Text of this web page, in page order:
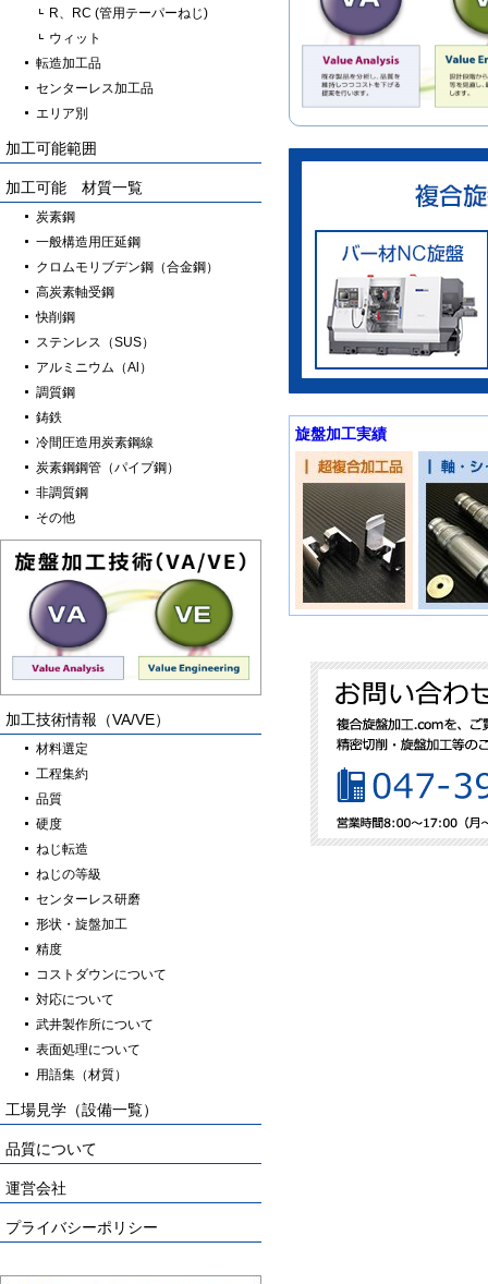
旋盤加工実績
R、RC (管用テーパーねじ)
ウィット
転造加工品
センターレス加工品
エリア別
加工可能範囲
加工可能 材質一覧
炭素鋼
一般構造用圧延鋼
クロムモリブデン鋼（合金鋼）
高炭素軸受鋼
快削鋼
ステンレス（SUS）
アルミニウム（Al）
調質鋼
鋳鉄
冷間圧造用炭素鋼線
炭素鋼鋼管（パイプ鋼）
非調質鋼
その他
加工技術情報（VA/VE）
材料選定
工程集約
品質
硬度
ねじ転造
ねじの等級
センターレス研磨
形状・旋盤加工
精度
コストダウンについて
対応について
武井製作所について
表面処理について
用語集（材質）
工場見学（設備一覧）
品質について
運営会社
プライバシーポリシー